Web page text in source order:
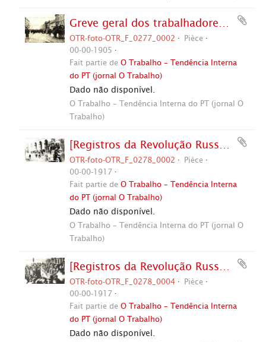
Greve geral dos trabalhadores russos (Rússia, 1905). / Crédito: Autoria desconhecida.
OTR-foto-OTR_F_0277_0002
Pièce
00-00-1905
Fait partie deO Trabalho – Tendência Interna
do PT (jornal O Trabalho)
Dado não disponível.
O Trabalho – Tendência Interna do PT (jornal O
Trabalho)
[Registros da Revolução Russa?] (Rússia, 1917). / Crédito: Autoria desconhecida.
OTR-foto-OTR_F_0278_0002
Pièce
00-00-1917
Fait partie deO Trabalho – Tendência Interna
do PT (jornal O Trabalho)
Dado não disponível.
O Trabalho – Tendência Interna do PT (jornal O
Trabalho)
[Registros da Revolução Russa?] (Rússia, 1917). / Crédito: Autoria desconhecida.
OTR-foto-OTR_F_0278_0004
Pièce
00-00-1917
Fait partie deO Trabalho – Tendência Interna
do PT (jornal O Trabalho)
Dado não disponível.